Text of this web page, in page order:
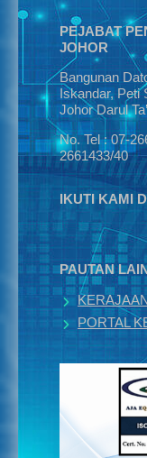
PEJABAT
JOHOR
Bangunan
Iskandar, Peti
Johor Darul
No. Tel : 07-
2661433/40
IKUTI KAMI
PAUTAN
PORTAL